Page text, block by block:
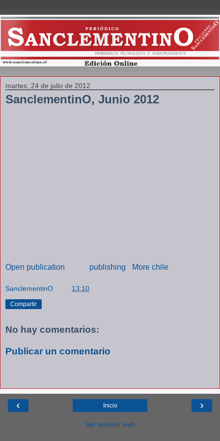
martes, 24 de julio de 2012
SanclementinO, Junio 2012
Open publication publishing More chile
SanclementinO 13:10
Compartir
No hay comentarios:
Publicar un comentario
‹ ›
Inicio
Ver versión web